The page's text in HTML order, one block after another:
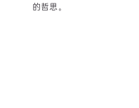
的哲思。